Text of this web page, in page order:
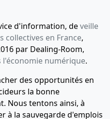
d'information, deveille
collectives en France,
par Dealing-Room,
l'économie numérique.
des opportunités en
la bonne
Nous tentons ainsi, à
à la sauvegarde d'emplois